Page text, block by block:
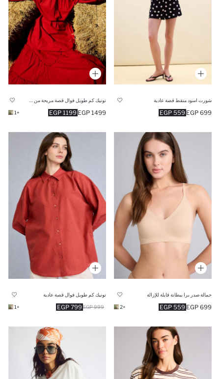
شورت اسود منقط قصة عادية
559 EGP 699 EGP
1199 EGP 1499 EGP
+1
حمالة صدر برا ببطانة قابلة للإزالة
559 EGP 699 EGP
+2
تونيك كم طويل فوال قصة عادية
799 EGP 999 EGP
+1